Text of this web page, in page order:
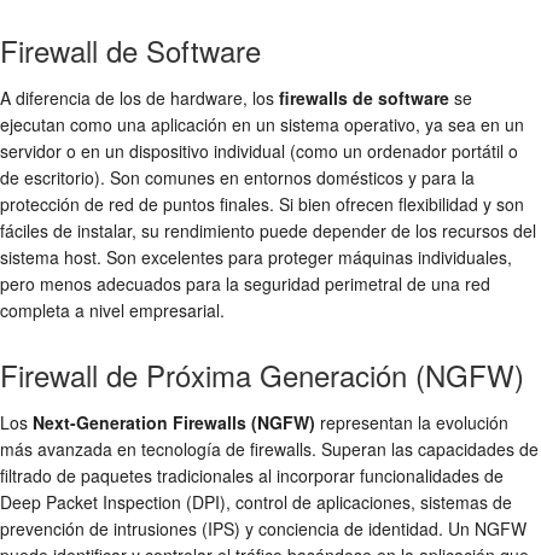
Firewall de Software
A diferencia de los de hardware, los firewalls de software se
ejecutan como una aplicación en un sistema operativo, ya sea en un
servidor o en un dispositivo individual (como un ordenador portátil o
de escritorio). Son comunes en entornos domésticos y para la
protección de red de puntos finales. Si bien ofrecen flexibilidad y son
fáciles de instalar, su rendimiento puede depender de los recursos del
sistema host. Son excelentes para proteger máquinas individuales,
pero menos adecuados para la seguridad perimetral de una red
completa a nivel empresarial.
Firewall de Próxima Generación (NGFW)
Los Next-Generation Firewalls (NGFW) representan la evolución
más avanzada en tecnología de firewalls. Superan las capacidades de
filtrado de paquetes tradicionales al incorporar funcionalidades de
Deep Packet Inspection (DPI), control de aplicaciones, sistemas de
prevención de intrusiones (IPS) y conciencia de identidad. Un NGFW